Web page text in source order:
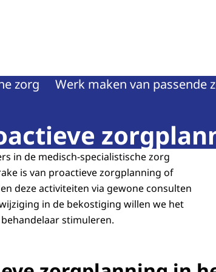
zorg Werk maken van passende
in de medisch-specialistische zorg
is van proactieve zorgplanning of
deze activiteiten via gewone consulten
in de bekostiging willen we het
stimuleren.